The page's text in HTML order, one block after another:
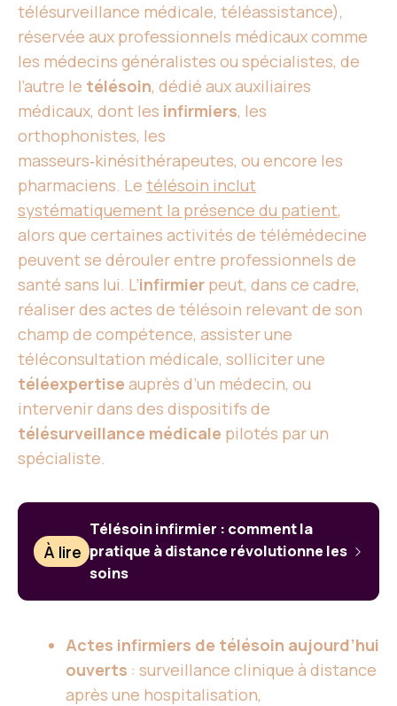
télésurveillance médicale, téléassistance),
réservée aux professionnels médicaux comme
les médecins généralistes ou spécialistes, de
l’autre le télésoin, dédié aux auxiliaires
médicaux, dont les infirmiers, les
orthophonistes, les
masseurs‑kinésithérapeutes, ou encore les
pharmaciens. Le télésoin inclut
systématiquement la présence du patient,
alors que certaines activités de télémédecine
peuvent se dérouler entre professionnels de
santé sans lui. L’infirmier peut, dans ce cadre,
réaliser des actes de télésoin relevant de son
champ de compétence, assister une
téléconsultation médicale, solliciter une
téléexpertise auprès d’un médecin, ou
intervenir dans des dispositifs de
télésurveillance médicale pilotés par un
spécialiste.
À lire
Télésoin infirmier : comment la
pratique à distance révolutionne les
soins
Actes infirmiers de télésoin aujourd’hui
ouverts : surveillance clinique à distance
après une hospitalisation,